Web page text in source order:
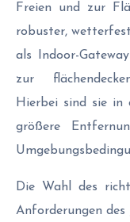
Freien und zur
robuster,
als Indoor-
zur
Hierbei sind sie in
größere
Die Wahl des
Anforderungen des